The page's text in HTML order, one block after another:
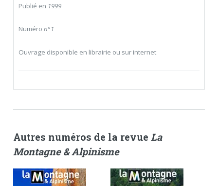
Publié en 1999
Numéro n°1
Ouvrage disponible en librairie ou sur internet
Autres numéros de la revue La
Montagne & Alpinisme